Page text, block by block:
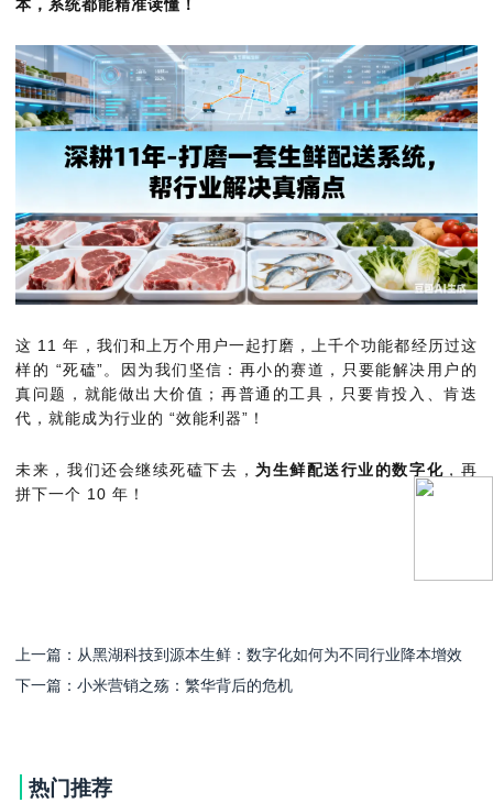
本，系统都能精准读懂！
这 11 年，我们和上万个用户一起打磨，上千个功能都经历过这
样的 “死磕”。因为我们坚信：再小的赛道，只要能解决用户的
真问题，就能做出大价值；再普通的工具，只要肯投入、肯迭
代，就能成为行业的 “效能利器”！
未来，我们还会继续死磕下去， 为生鲜配送行业的数字化 ，再
拼下一个 10 年！
上一篇： 从黑湖科技到源本生鲜：数字化如何为不同行业降本增效
下一篇：小米营销之殇：繁华背后的危机
热门推荐